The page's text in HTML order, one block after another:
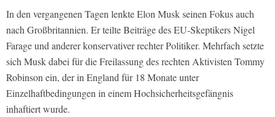
In den vergangenen Tagen lenkte Elon Musk seinen Fokus auch
nach Großbritannien. Er teilte Beiträge des EU-Skeptikers Nigel
Farage und anderer konservativer rechter Politiker. Mehrfach setzte
sich Musk dabei für die Freilassung des rechten Aktivisten Tommy
Robinson ein, der in England für 18 Monate unter
Einzelhaftbedingungen in einem Hochsicherheitsgefängnis
inhaftiert wurde.